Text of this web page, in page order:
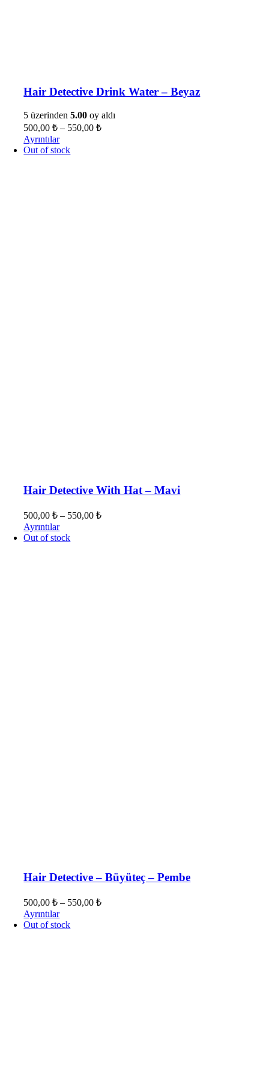
Hair Detective Drink Water – Beyaz
5 üzerinden5.00 oy aldı
500,00₺ – 550,00₺
Ayrıntılar
Out of stock
Hair Detective With Hat – Mavi
500,00₺ – 550,00₺
Ayrıntılar
Out of stock
Hair Detective – Büyüteç – Pembe
500,00₺ – 550,00₺
Ayrıntılar
Out of stock